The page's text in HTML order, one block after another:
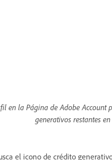
en la Página de Adobe
generativos restantes
el icono de crédito